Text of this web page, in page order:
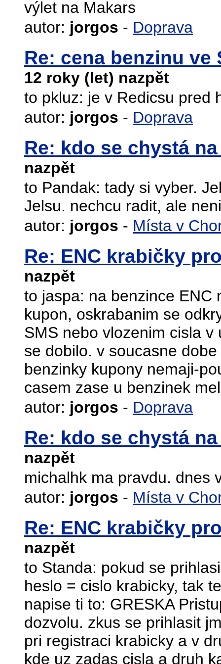
výlet na Makars
autor: jorgos - Doprava
Re: cena benzinu
12 roky (let) nazpět
to pkluz: je v Redicsu pred
autor: jorgos - Doprava
Re: kdo se chystá
nazpět
to Pandak: tady si vyber.
Jelsu. nechcu radit, ale
autor: jorgos - Místa v
Re: ENC krabičky
nazpět
to jaspa: na benzince ENC
kupon, oskrabanim se
SMS nebo vlozenim cisla
se dobilo. v soucasne
benzinky kupony nemaji-
casem zase u benzinek
autor: jorgos - Doprava
Re: kdo se chystá
nazpět
michalhk ma pravdu. dnes
autor: jorgos - Místa v
Re: ENC krabičky
nazpět
to Standa: pokud se
heslo = cislo krabicky, tak
napise ti to: GRESKA
dozvolu. zkus se prihlasit
pri registraci krabicky a v
kde uz zadas cisla a druh